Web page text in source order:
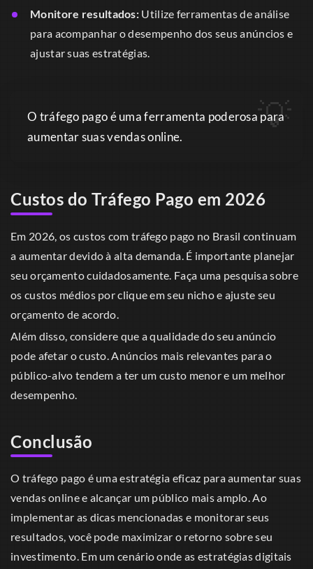
Monitore resultados: Utilize ferramentas de análise
para acompanhar o desempenho dos seus anúncios e
ajustar suas estratégias.
O tráfego pago é uma ferramenta poderosa para
aumentar suas vendas online.
Custos do Tráfego Pago em 2026
Em 2026, os custos com tráfego pago no Brasil continuam
a aumentar devido à alta demanda. É importante planejar
seu orçamento cuidadosamente. Faça uma pesquisa sobre
os custos médios por clique em seu nicho e ajuste seu
orçamento de acordo.
Além disso, considere que a qualidade do seu anúncio
pode afetar o custo. Anúncios mais relevantes para o
público-alvo tendem a ter um custo menor e um melhor
desempenho.
Conclusão
O tráfego pago é uma estratégia eficaz para aumentar suas
vendas online e alcançar um público mais amplo. Ao
implementar as dicas mencionadas e monitorar seus
resultados, você pode maximizar o retorno sobre seu
investimento. Em um cenário onde as estratégias digitais